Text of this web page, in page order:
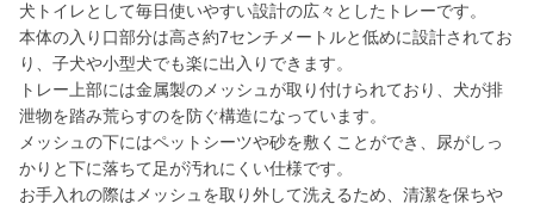
犬トイレとして毎日使いやすい設計の広々としたトレーです。
本体の入り口部分は高さ約7センチメートルと低めに設計されてお
り、子犬や小型犬でも楽に出入りできます。
トレー上部には金属製のメッシュが取り付けられており、犬が排
泄物を踏み荒らすのを防ぐ構造になっています。
メッシュの下にはペットシーツや砂を敷くことができ、尿がしっ
かりと下に落ちて足が汚れにくい仕様です。
お手入れの際はメッシュを取り外して洗えるため、清潔を保ちや